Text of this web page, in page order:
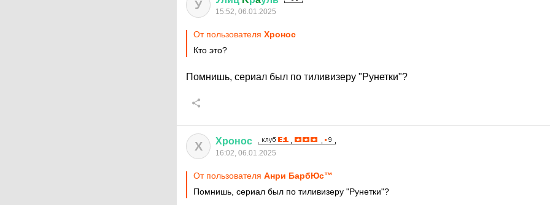
У 15:52, 06.01.2025
От пользователя Хронос
Кто это?
Помнишь, сериал был по тиливизеру "Рунетки"?
Х Хронос
16:02, 06.01.2025
От пользователя Анри БарбЮс™
Помнишь, сериал был по тиливизеру "Рунетки"?